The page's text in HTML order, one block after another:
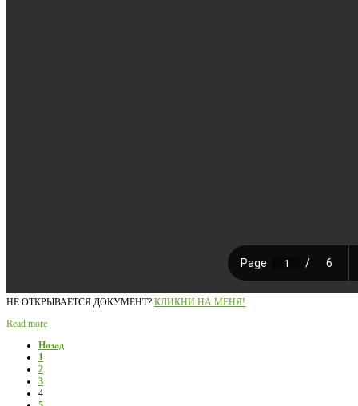
НЕ ОТКРЫВАЕТСЯ ДОКУМЕНТ? КЛИКНИ НА МЕНЯ!
Read more
Назад
1
2
3
4